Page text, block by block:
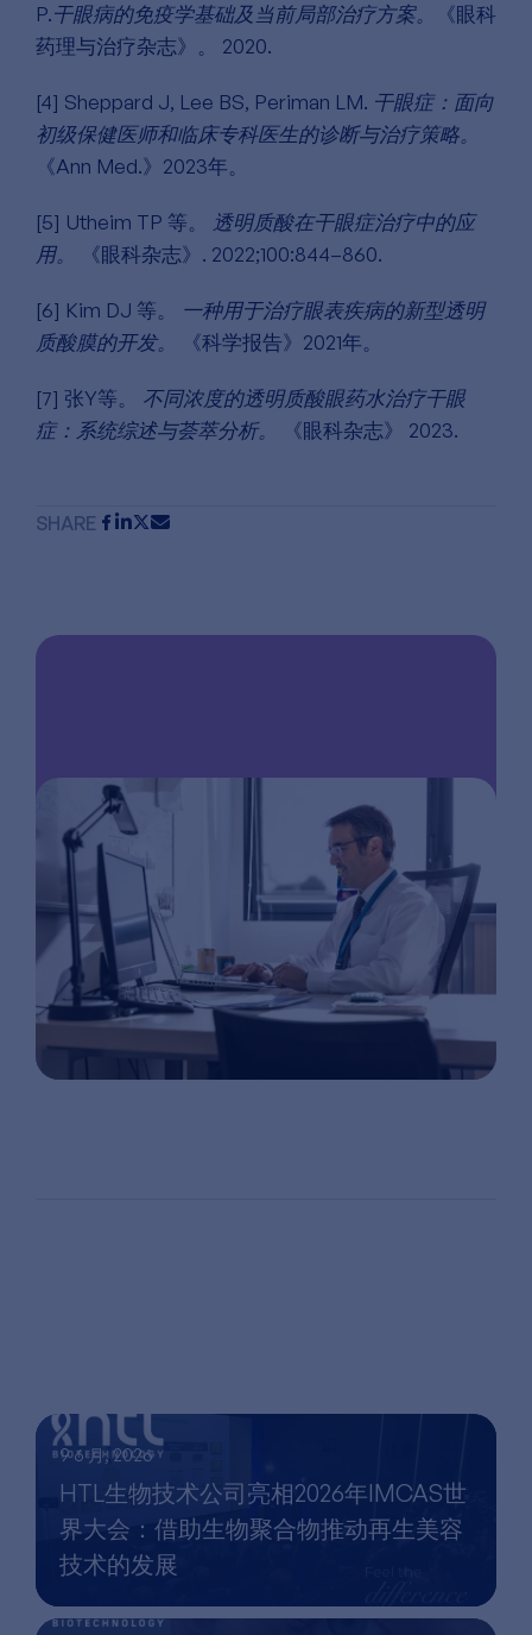
P.干眼病的免疫学基础及当前局部治疗方案。
《眼科
药理与治疗杂志》。 2020.
[4] Sheppard J, Lee BS, Periman LM. 干眼症：面向
初级保健医师和临床专科医生的诊断与治疗策略。
《Ann Med.》2023年。
[5] Utheim TP 等。 透明质酸在干眼症治疗中的应
用。
《眼科杂志》. 2022;100:844–860.
[6] Kim DJ 等。 一种用于治疗眼表疾病的新型透明
质酸膜的开发。
《科学报告》2021年。
[7] 张Y等。 不同浓度的透明质酸眼药水治疗干眼
症：系统综述与荟萃分析。
《眼科杂志》 2023.
SHARE
9 6 月, 2026
HTL生物技术公司亮相2026年IMCAS世
界大会：借助生物聚合物推动再生美容
技术的发展